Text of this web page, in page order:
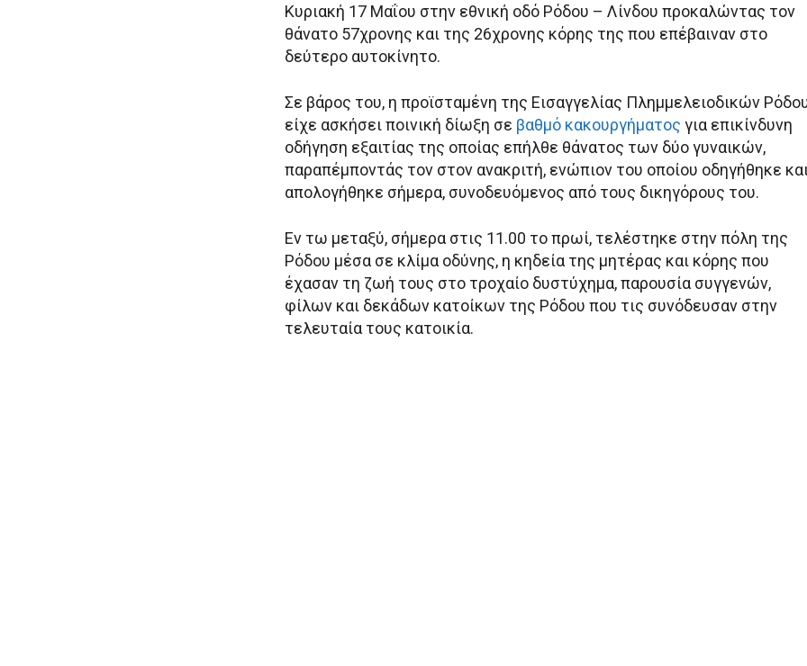
Κυριακή 17 Μαΐου στην εθνική οδό Ρόδου – Λίνδου προκαλώντας τον
θάνατο 57χρονης και της 26χρονης κόρης της που επέβαιναν στο
δεύτερο αυτοκίνητο.
Σε βάρος του, η προϊσταμένη της Εισαγγελίας Πλημμελειοδικών
είχε ασκήσει ποινική δίωξη σε βαθμό κακουργήματος για επικίνδυνη
οδήγηση εξαιτίας της οποίας επήλθε θάνατος των δύο γυναικών,
παραπέμποντάς τον στον ανακριτή, ενώπιον του οποίου οδηγήθηκε
απολογήθηκε σήμερα, συνοδευόμενος από τους δικηγόρους του.
Εν τω μεταξύ, σήμερα στις 11.00 το πρωί, τελέστηκε στην πόλη της
Ρόδου μέσα σε κλίμα οδύνης, η κηδεία της μητέρας και κόρης που
έχασαν τη ζωή τους στο τροχαίο δυστύχημα, παρουσία συγγενών,
φίλων και δεκάδων κατοίκων της Ρόδου που τις συνόδευσαν στην
τελευταία τους κατοικία.